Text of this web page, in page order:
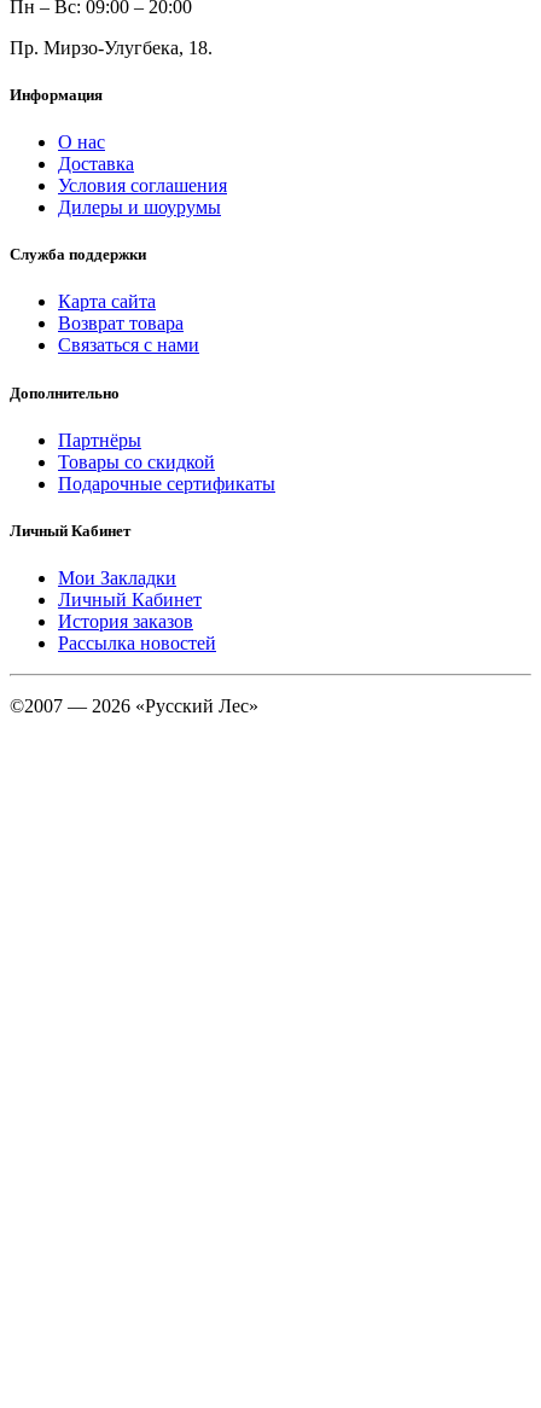
Пн – Вс: 09:00 – 20:00
Пр. Мирзо-Улугбека, 18.
Информация
О нас
Доставка
Условия соглашения
Дилеры и шоурумы
Служба поддержки
Карта сайта
Возврат товара
Связаться с нами
Дополнительно
Партнёры
Товары со скидкой
Подарочные сертификаты
Личный Кабинет
Мои Закладки
Личный Кабинет
История заказов
Рассылка новостей
©2007 — 2026 «Русский Лес»